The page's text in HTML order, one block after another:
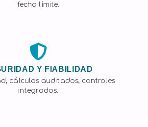
fecha límite.
Y FIABILIDAD
cálculos auditados, controles
integrados.